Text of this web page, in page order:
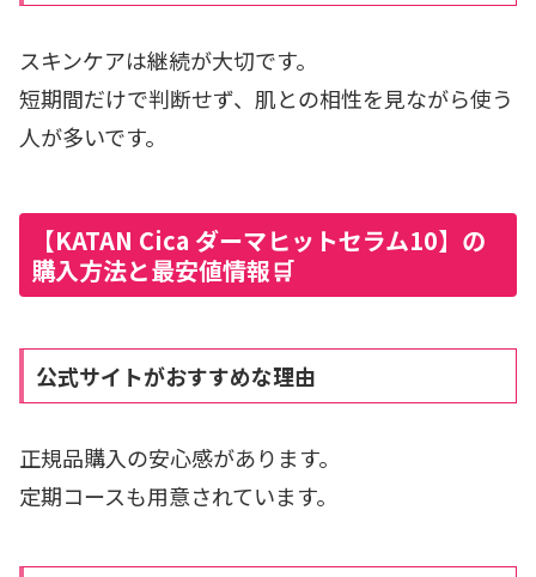
スキンケアは継続が大切です。
短期間だけで判断せず、肌との相性を見ながら使う
人が多いです。
【KATAN Cica ダーマヒットセラム10】の
購入方法と最安値情報🛒
公式サイトがおすすめな理由
正規品購入の安心感があります。
定期コースも用意されています。